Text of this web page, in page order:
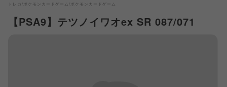
トレカ/ ポケモンカードゲーム/ ポケモンカードゲーム
【PSA9】テツノイワオex SR 087/071